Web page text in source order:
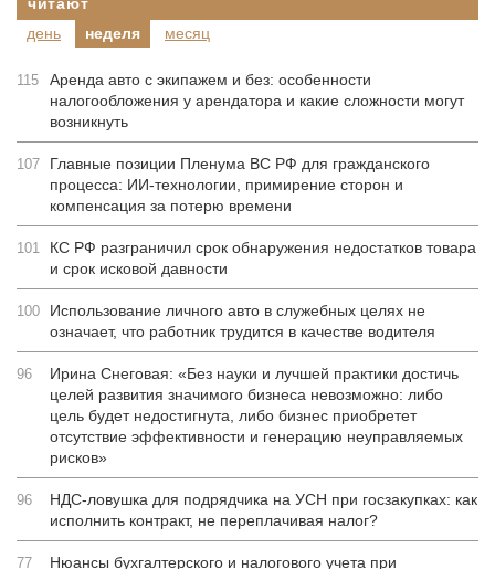
день
неделя месяц
115
Аренда авто с экипажем и без: особенности
налогообложения у арендатора и какие сложности могут
возникнуть
107
Главные позиции Пленума ВС РФ для гражданского
процесса: ИИ-технологии, примирение сторон и
компенсация за потерю времени
101
КС РФ разграничил срок обнаружения недостатков товара
и срок исковой давности
100
Использование личного авто в служебных целях не
означает, что работник трудится в качестве водителя
96
Ирина Снеговая: «Без науки и лучшей практики достичь
целей развития значимого бизнеса невозможно: либо
цель будет недостигнута, либо бизнес приобретет
отсутствие эффективности и генерацию неуправляемых
рисков»
96
НДС-ловушка для подрядчика на УСН при госзакупках: как
исполнить контракт, не переплачивая налог?
77 Нюансы бухгалтерского и налогового учета при